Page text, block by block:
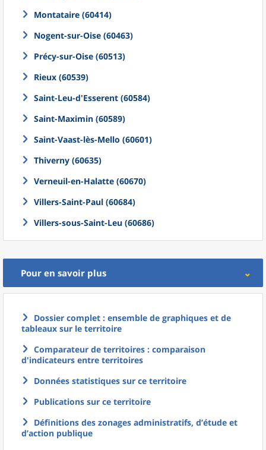
Montataire (60414)
Nogent-sur-Oise (60463)
Précy-sur-Oise (60513)
Rieux (60539)
Saint-Leu-d'Esserent (60584)
Saint-Maximin (60589)
Saint-Vaast-lès-Mello (60601)
Thiverny (60635)
Verneuil-en-Halatte (60670)
Villers-Saint-Paul (60684)
Villers-sous-Saint-Leu (60686)
Pour en savoir plus
Dossier complet : ensemble de graphiques et de
tableaux sur le territoire
Comparateur de territoires : comparaison
d'indicateurs entre territoires
Données statistiques sur ce territoire
Publications sur ce territoire
Définitions des zonages administratifs, d’étude et
d’action publique